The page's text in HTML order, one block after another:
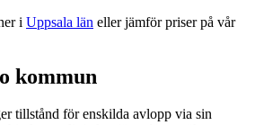
i Uppsala län eller jämför priser på vår
kommun
tillstånd för enskilda avlopp via sin